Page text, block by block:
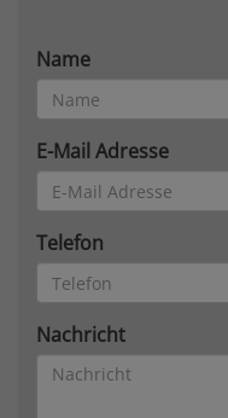
Name
E-Mail Adresse
Telefon
Nachricht